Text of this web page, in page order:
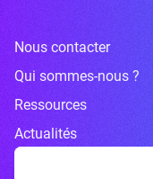
Nous contacter
Qui sommes-nous ?
Ressources
Actualités